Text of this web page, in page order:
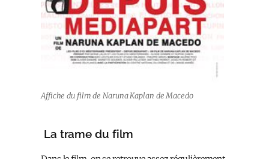
Affiche du film de Naruna Kaplan de Macedo
La trame du film